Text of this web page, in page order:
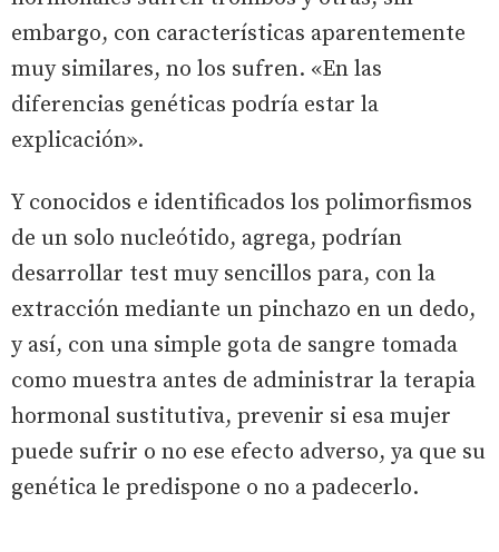
embargo, con características aparentemente
muy similares, no los sufren. «En las
diferencias genéticas podría estar la
explicación».
Y conocidos e identificados los polimorfismos
de un solo nucleótido, agrega, podrían
desarrollar test muy sencillos para, con la
extracción mediante un pinchazo en un dedo,
y así, con una simple gota de sangre tomada
como muestra antes de administrar la terapia
hormonal sustitutiva, prevenir si esa mujer
puede sufrir o no ese efecto adverso, ya que su
genética le predispone o no a padecerlo.